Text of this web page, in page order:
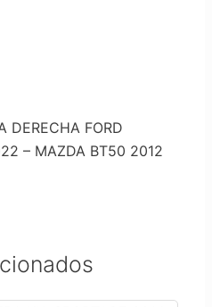
DERECHA FORD
– MAZDA BT50 2012